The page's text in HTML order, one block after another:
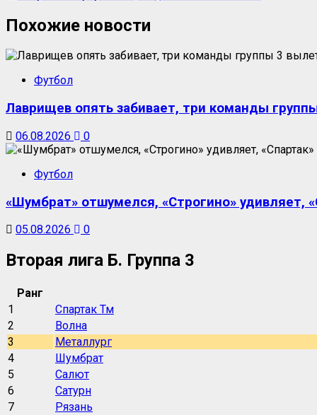
Похожие новости
Футбол
Лаврищев опять забивает, три команды
06.08.2026 0
Футбол
«Шумбрат» отшумелся, «Строгино» удивляет,
05.08.2026 0
Вторая лига Б. Группа 3
Ранг
1
Спартак Тм
2
Волна
3
Металлург
4
Шумбрат
5
Салют
6
Сатурн
7
Рязань